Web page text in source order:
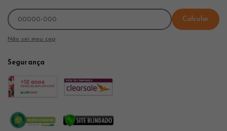
Calcular
Não sei meu cep
Segurança